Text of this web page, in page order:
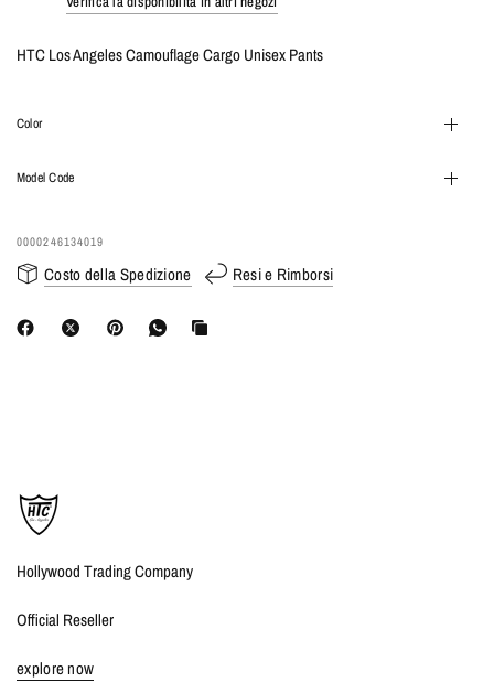
HTC Los Angeles Camouflage Cargo Unisex Pants
Color
Model Code
0000246134019
Costo della Spedizione Resi e Rimborsi
Hollywood Trading Company
Official Reseller
explore now